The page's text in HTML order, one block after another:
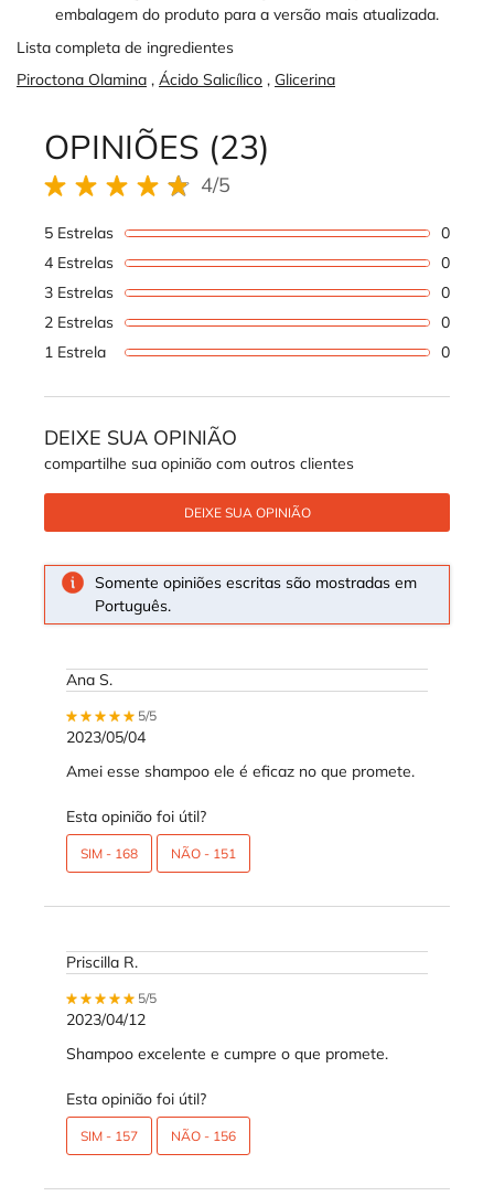
embalagem do produto para a versão mais atualizada.
Lista completa de ingredientes
Piroctona Olamina , Ácido Salicílico , Glicerina
Ingredients
What's in the pack
PDP Brand Video
Product steps default
Perfect Match Section Name
PDP Routine Section
REVIEWS DOS PRODUTOS
OPINIÕES (23)
4 out of 5 stars. 4/5
5 Estrelas 0
4 Estrelas
0
3 Estrelas
0
2 Estrelas
0
1 Estrela
0
DEIXE SUA OPINIÃO
compartilhe sua opinião com outros clientes
DEIXE SUA OPINIÃO
Somente opiniões escritas são mostradas em
Português.
Ana S.
5 out of 5 stars.
5/5
2023/05/04
Amei esse shampoo ele é eficaz no que promete.
Esta opinião foi útil?
SIM - 168 NÃO - 151
Priscilla R.
5 out of 5 stars.
5/5
2023/04/12
Shampoo excelente e cumpre o que promete.
Esta opinião foi útil?
SIM - 157 NÃO - 156